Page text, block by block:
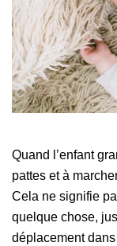
Quand l’enfant
pattes et à
Cela ne signifie
quelque chose,
déplacement